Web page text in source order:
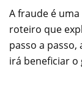
A fraude é
roteiro que
passo a
irá beneficiar o